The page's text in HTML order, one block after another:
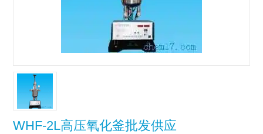
WHF-2L高压氧化釜批发供应